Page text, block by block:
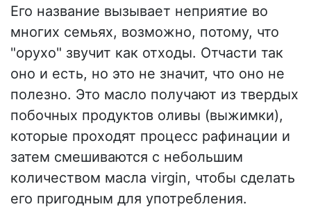
Его название вызывает неприятие во
многих семьях, возможно, потому, что
"орухо" звучит как отходы. Отчасти так
оно и есть, но это не значит, что оно не
полезно. Это масло получают из твердых
побочных продуктов оливы (выжимки),
которые проходят процесс рафинации и
затем смешиваются с небольшим
количеством масла virgin, чтобы сделать
его пригодным для употребления.